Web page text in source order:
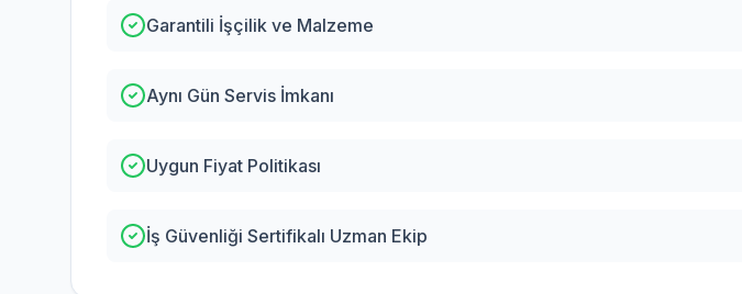
Garantili İşçilik ve Malzeme
Aynı Gün Servis İmkanı
Uygun Fiyat Politikası
İş Güvenliği Sertifikalı Uzman Ekip